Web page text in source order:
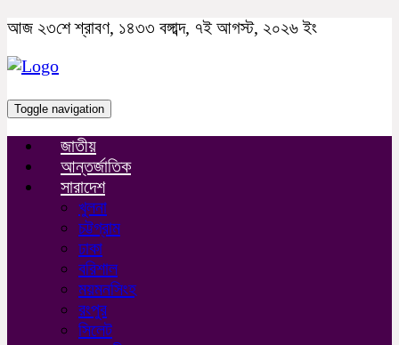
আজ ২৩শে শ্রাবণ, ১৪৩৩ বঙ্গাব্দ, ৭ই আগস্ট, ২০২৬ ইং
Toggle navigation
জাতীয়
আন্তর্জাতিক
সারাদেশ
খুলনা
চট্টগ্রাম
ঢাকা
বরিশাল
ময়মনসিংহ
রংপুর
সিলেট